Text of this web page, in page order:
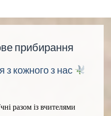
прибирання
з кожного з нас
разом із вчителями